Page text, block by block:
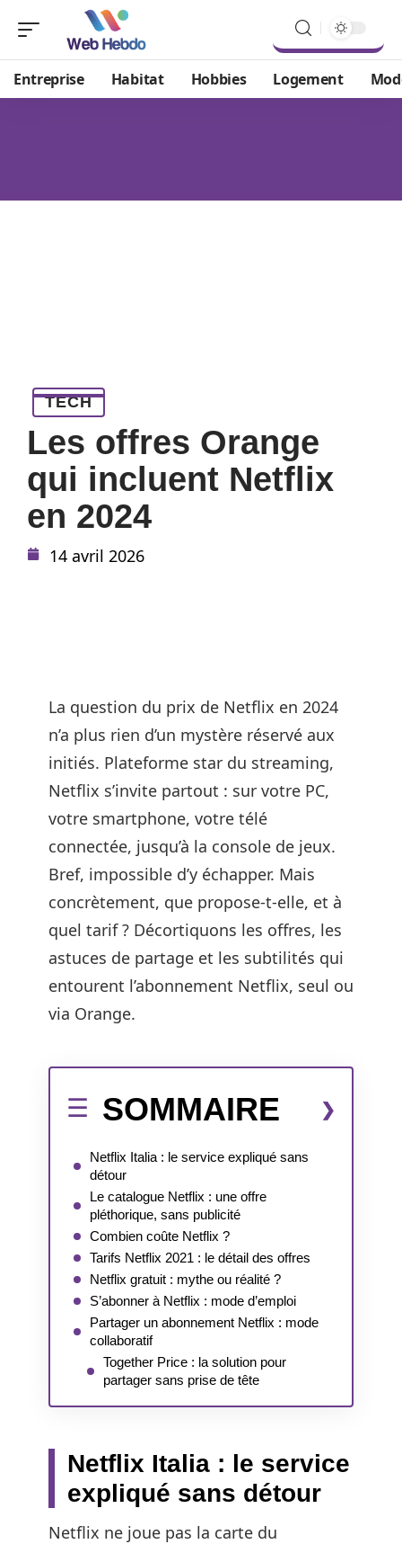
Entreprise Habitat Hobbies Logement
TECH
Les offres Orange
qui incluent Netflix
en 2024
14 avril 2026
La question du prix de Netflix en 2024
n’a plus rien d’un mystère réservé aux
initiés. Plateforme star du streaming,
Netflix s’invite partout : sur votre PC,
votre smartphone, votre télé
connectée, jusqu’à la console de jeux.
Bref, impossible d’y échapper. Mais
concrètement, que propose-t-elle, et à
quel tarif ? Décortiquons les offres, les
astuces de partage et les subtilités qui
entourent l’abonnement Netflix, seul ou
via Orange.
SOMMAIRE
Netflix Italia : le service expliqué sans
détour
Le catalogue Netflix : une offre
pléthorique, sans publicité
Combien coûte Netflix ?
Tarifs Netflix 2021 : le détail des offres
Netflix gratuit : mythe ou réalité ?
S’abonner à Netflix : mode d’emploi
Partager un abonnement Netflix : mode
collaboratif
Together Price : la solution pour
partager sans prise de tête
Netflix Italia : le service
expliqué sans détour
Netflix ne joue pas la carte du